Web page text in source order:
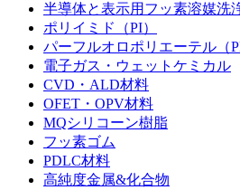
半導体と表示用フッ素溶媒洗
ポリイミド（PI）
パーフルオロポリエーテル（
電子ガス・ウェットケミカル
CVD・ALD材料
OFET・OPV材料
MQシリコーン樹脂
フッ素ゴム
PDLC材料
高純度金属&化合物